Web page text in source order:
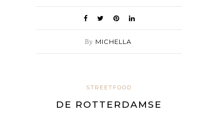
By MICHELLA
STREETFOOD
DE ROTTERDAMSE